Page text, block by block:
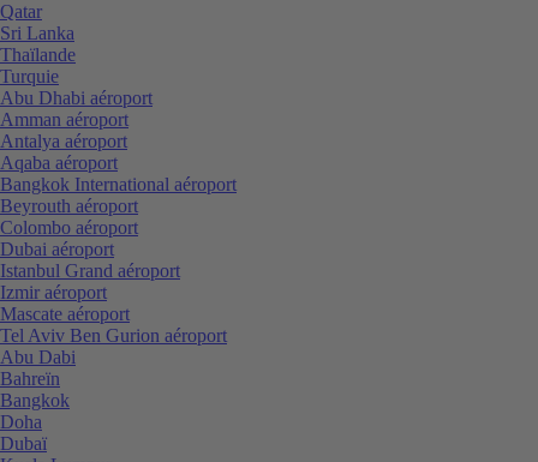
Qatar
Sri Lanka
Thaïlande
Turquie
Abu Dhabi aéroport
Amman aéroport
Antalya aéroport
Aqaba aéroport
Bangkok International aéroport
Beyrouth aéroport
Colombo aéroport
Dubai aéroport
Istanbul Grand aéroport
Izmir aéroport
Mascate aéroport
Tel Aviv Ben Gurion aéroport
Abu Dabi
Bahreïn
Bangkok
Doha
Dubaï